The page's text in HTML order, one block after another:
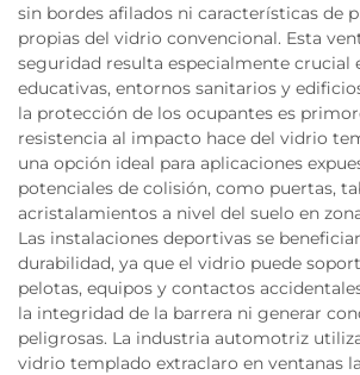
sin bordes afilados ni características de
propias del vidrio convencional. Esta
seguridad resulta especialmente crucial
educativas, entornos sanitarios y
la protección de los ocupantes es
resistencia al impacto hace del vidrio
una opción ideal para aplicaciones
potenciales de colisión, como puertas,
acristalamientos a nivel del suelo en
Las instalaciones deportivas se
durabilidad, ya que el vidrio puede
pelotas, equipos y contactos
la integridad de la barrera ni generar
peligrosas. La industria automotriz
vidrio templado extraclaro en ventanas